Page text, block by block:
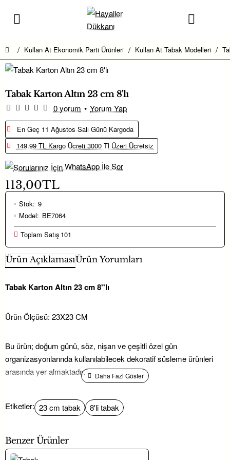
Kullan At Ekonomik Parti Ürünleri Kullan At Tabak Modelleri
Tabak Karton Altın 23 cm 8'lı
En Geç 11 Ağustos Salı Günü Kargoda
149.99 TL Kargo Ücreti 3000 Tl Üzeri Ücretsiz
WhatsApp İle Sor
0 yorum • Yorum Yap
113,00TL
Stok: 9
Model: BE7064
Toplam Satış 101
Ürün AçıklamasıÜrün Yorumları
Tabak Karton Altın 23 cm 8''lı
Ürün Ölçüsü: 23X23 CM
Bu ürün; doğum günü, söz, nişan ve çeşitli özel gün
organizasyonlarında kullanılabilecek dekoratif süsleme ürünleri
arasında yer almaktadır.
Hayaller Dükkanı’nda yer alan parti malzemeleri ve hediyelik
süsleme ürünleri ile konseptinizi kolayca tamamlayabilirsiniz.
Tabak Karton Altın 23 cm 8’’lı modeli; söz, nişan ve düğün gibi
özel günlerde
Etiketler: 23 cm tabak 8'li tabak
Benzer Ürünler